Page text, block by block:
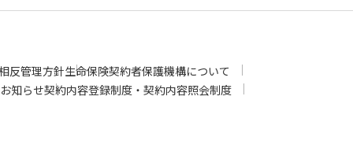
反管理方針生命保険契約者保護機構について
知らせ契約内容登録制度・契約内容照会制度